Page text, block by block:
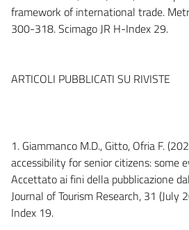
framework of international trade.
300-318. Scimago JR H-Index 29.
ARTICOLI PUBBLICATI SU RIVISTE
1. Giammanco M.D., Gitto, Ofria F.
accessibility for senior citizens: some
Accettato ai fini della pubblicazione
Journal of Tourism Research, 31 (July
Index 19.